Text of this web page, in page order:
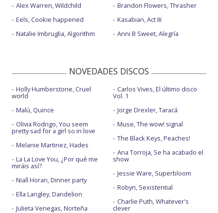
Alex Warren, Wildchild
Eels, Cookie happened
Natalie Imbruglia, Algorithm
Brandon Flowers, Thrasher
Kasabian, Act III
Anni B Sweet, Alegría
NOVEDADES DISCOS
Holly Humberstone, Cruel
world
Malú, Quince
Olivia Rodrigo, You seem
pretty sad for a girl so in love
Melanie Martinez, Hades
La La Love You, ¿Por qué me
miráis así?
Niall Horan, Dinner party
Ella Langley, Dandelion
Julieta Venegas, Norteña
Carlos Vives, El último disco
Vol. 1
Jorge Drexler, Taracá
Muse, The wow! signal
The Black Keys, Peaches!
Ana Torroja, Se ha acabado el
show
Jessie Ware, Superbloom
Robyn, Sexistential
Charlie Puth, Whatever's
clever